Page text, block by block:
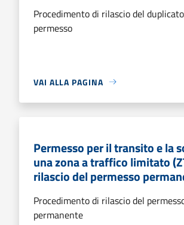
Procedimento di rilascio del
permesso
VAI ALLA PAGINA
Permesso per il transito e la
una zona a traffico limitato
rilascio del permesso
Procedimento di rilascio del
permanente